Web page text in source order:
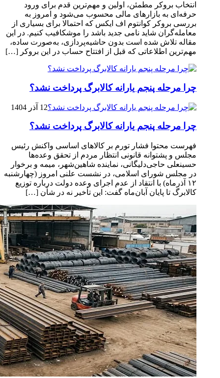
انتخاب بروکر مطمئن، اولین و مهم‌ترین قدم برای ورود
حرفه‌ای به بازارهای مالی محسوب می‌شود و امروز به
بررسی بروکر کوانتوم اف ایکس که احتمالا برای بسیاری از
معامله‌گران شاید نامی جدید باشد را موشکافیب کنیم. در این
مقاله تلاش شده است بدون حاشیه‌پردازی، به‌صورت ساده،
مهم‌ترین اطلاعاتی که قبل از افتتاح حساب در این بروکر […]
چرا مرحله پنجم یارانه کالابرگ پرداخت نشد؟
12 آذر 1404
چرا مرحله پنجم یارانه کالابرگ پرداخت نشد؟
فهرست محتوا فشار تورم بر کالاهای اساسی واکنش رئیس
مجلس و پشتوانه قانونی انتظار مردم از تحقق وعده‌ها
حسینعلی حاجی‌دلیگانی، نماینده شاهین‌شهر، میمه و برخوار
در مجلس شورای اسلامی، در نشست علنی امروز (چهارشنبه
۱۲ آذرماه) با انتقاد از عدم اجرای وعده دولت درباره توزیع
کالابرگ تا پایان آبان‌ماه گفت: این تأخیر نه در شأن […]